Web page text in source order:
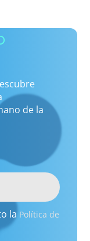
de la
la Política de